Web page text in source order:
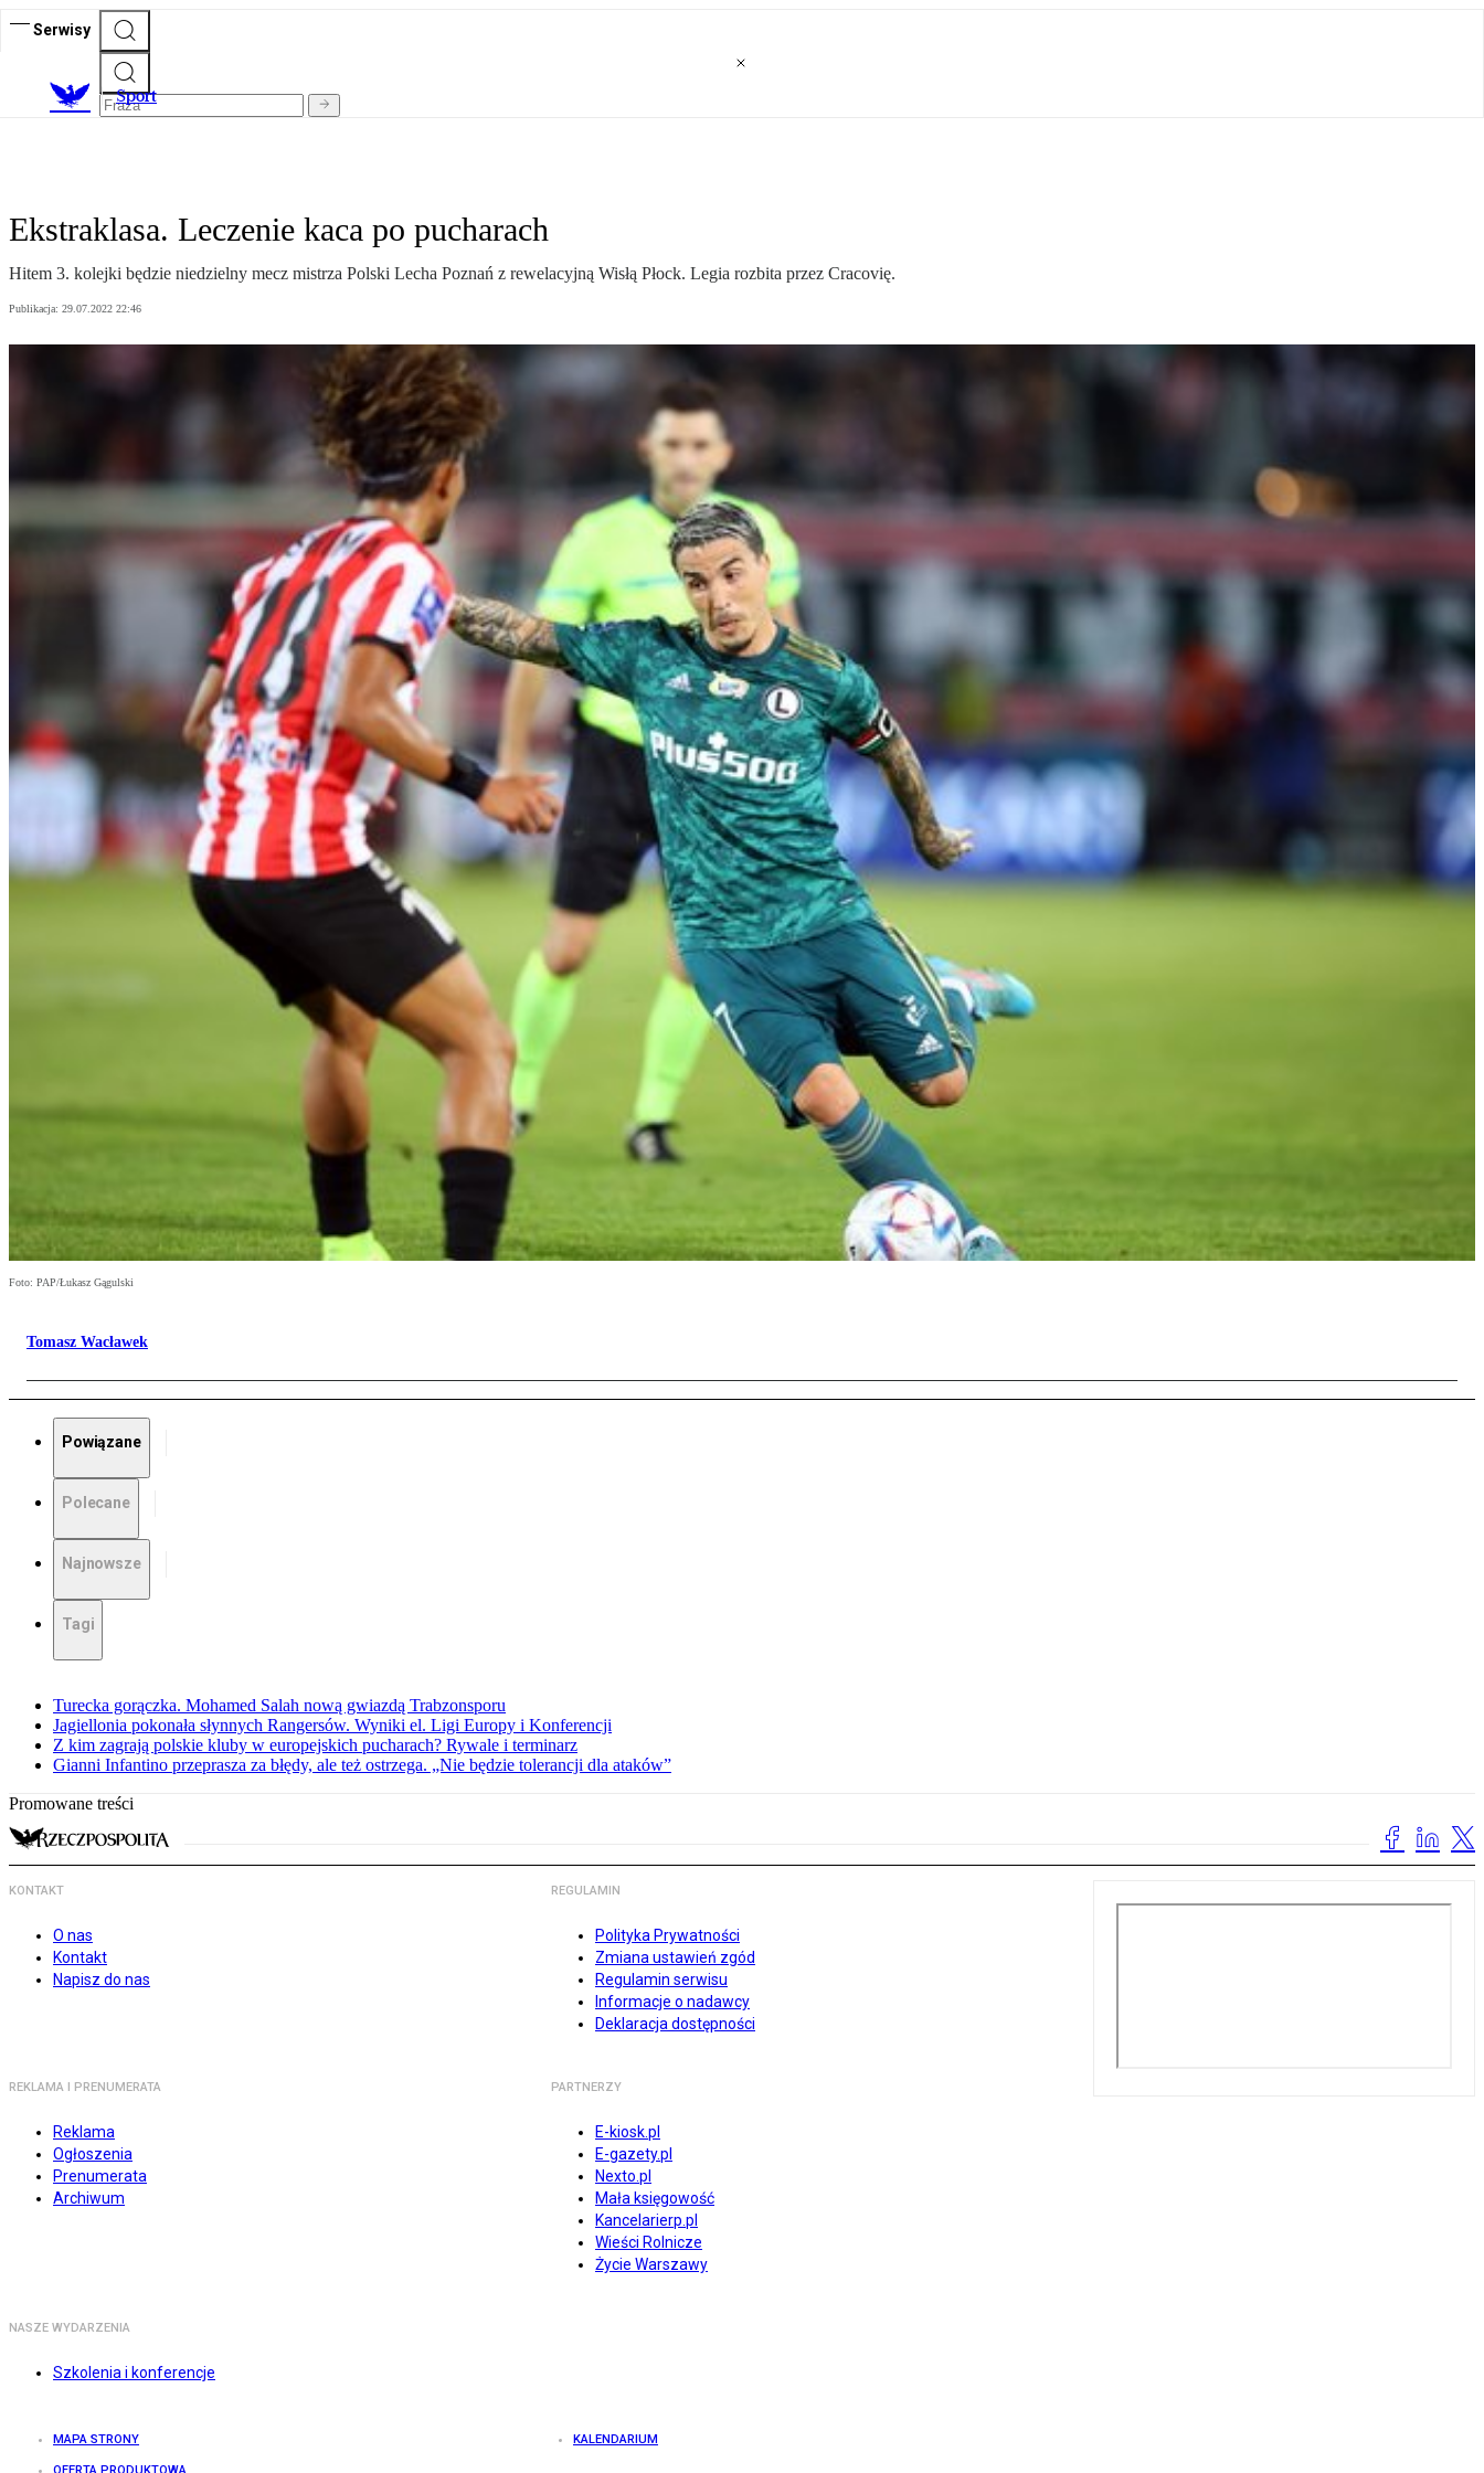
Serwisy
Sport
Ekstraklasa. Leczenie kaca po pucharach
Hitem 3. kolejki będzie niedzielny mecz mistrza Polski Lecha Poznań z rewelacyjną Wisłą Płock. Legia rozbita przez Cracovię.
Publikacja: 29.07.2022 22:46
Foto: PAP/Łukasz Gągulski
Tomasz Wacławek
Powiązane
Polecane
Najnowsze
Tagi
Turecka gorączka. Mohamed Salah nową gwiazdą Trabzonsporu
Jagiellonia pokonała słynnych Rangersów. Wyniki el. Ligi Europy i Konferencji
Z kim zagrają polskie kluby w europejskich pucharach? Rywale i terminarz
Gianni Infantino przeprasza za błędy, ale też ostrzega. „Nie będzie tolerancji dla ataków”
Promowane treści
KONTAKT
O nas
Kontakt
Napisz do nas
REGULAMIN
Polityka Prywatności
Zmiana ustawień zgód
Regulamin serwisu
Informacje o nadawcy
Deklaracja dostępności
REKLAMA I PRENUMERATA
Reklama
Ogłoszenia
Prenumerata
Archiwum
PARTNERZY
E-kiosk.pl
E-gazety.pl
Nexto.pl
Mała księgowość
Kancelarierp.pl
Wieści Rolnicze
Życie Warszawy
NASZE WYDARZENIA
Szkolenia i konferencje
MAPA STRONY KALENDARIUM